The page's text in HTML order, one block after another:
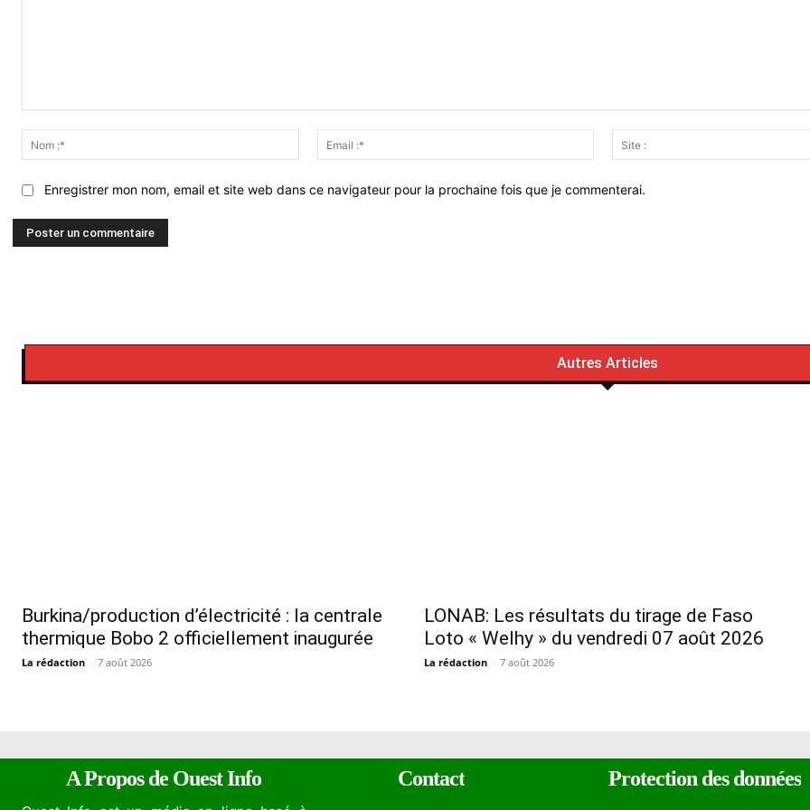
:*
Email
:*
Enregistrer mon nom, email et site web dans ce navigateur pour la prochaine fois que je commenterai.
Autres Articles
Burkina/production d’électricité : la centrale
thermique Bobo 2 officiellement inaugurée
La rédaction - 7 août 2026
LONAB: Les résultats du tirage de Faso
Loto « Welhy » du vendredi 07 août 2026
La rédaction - 7 août 2026
A Propos de Ouest Info Contact Protection des données